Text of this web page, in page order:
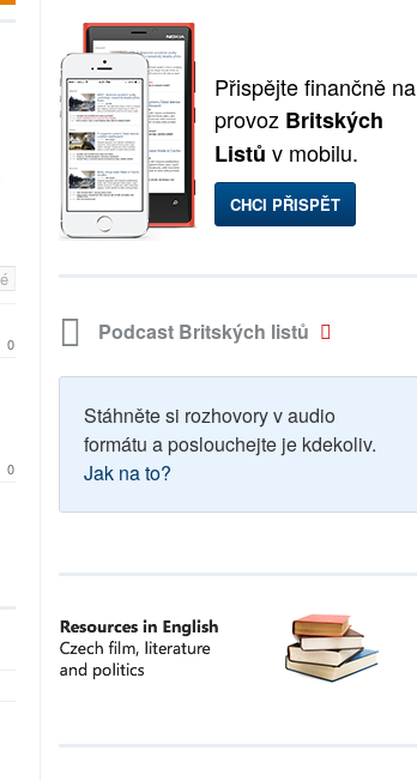
0
0
Přispějte finančně na
provoz Britských
Listů v mobilu.
CHCI PŘISPĚT
Podcast Britských listů
Stáhněte si rozhovory v audio
formátu a poslouchejte je kdekoliv.
Jak na to?